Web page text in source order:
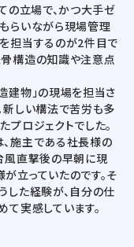
の立場で、かつ大手ゼ
らいながら現場管理
担当するのが2件目で
構造の知識や注意点
建物」の現場を担当さ
新しい構法で苦労も多
プロジェクトでした。
施主である社長様の
風直撃後の早朝に現
立っていたのです。そ
した経験が、自分の仕
て実感しています。